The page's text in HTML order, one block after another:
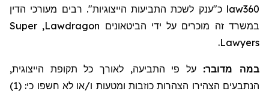
law360 כ"ענק לשכת התביעות הייצוגיות". רבים מעורכי הדין
במשרד זה מוכרים על ידי הביטאונים Lawdragon
,
Super
Lawyers
.
במה מדובר:על פי התביעה, לאורך כל תקופת הייצוגית,
הנתבעים הצהירו הצהרות כוזבות ומטעות ו/או לא חשפו כי: (1)